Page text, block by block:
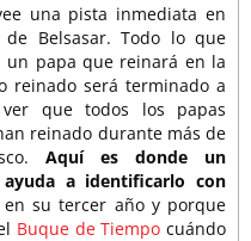
una pista inmediata en
Belsasar. Todo lo que
un papa que reinará en la
reinado será terminado a
que todos los papas
reinado durante más de
Aquí es donde un
a identificarlo con
en su tercer año y porque
Buque de Tiempo cuándo